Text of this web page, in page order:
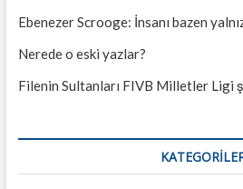
Ebenezer Scrooge: İnsanı bazen
Nerede o eski yazlar?
Filenin Sultanları FIVB Milletler Ligi